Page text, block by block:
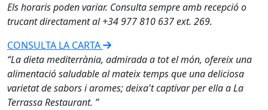
Els horaris poden variar. Consulta sempre amb recepció o
trucant directament al +34 977 810 637 ext. 269.
CONSULTA LA CARTA
“La dieta mediterrània, admirada a tot el món, ofereix una
alimentació saludable al mateix temps que una deliciosa
varietat de sabors i aromes; deixa't captivar per ella a La
Terrassa Restaurant. ”